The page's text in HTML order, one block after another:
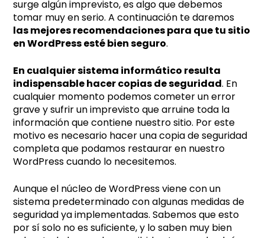
surge algún imprevisto, es algo que debemos
tomar muy en serio. A continuación te daremos
las mejores recomendaciones para que tu sitio
en WordPress esté bien seguro.
En cualquier sistema informático resulta
indispensable hacer copias de seguridad. En
cualquier momento podemos cometer un error
grave y sufrir un imprevisto que arruine toda la
información que contiene nuestro sitio. Por este
motivo es necesario hacer una copia de seguridad
completa que podamos restaurar en nuestro
WordPress cuando lo necesitemos.
Aunque el núcleo de WordPress viene con un
sistema predeterminado con algunas medidas de
seguridad ya implementadas. Sabemos que esto
por sí solo no es suficiente, y lo saben muy bien